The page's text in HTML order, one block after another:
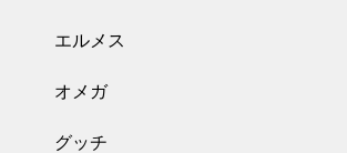
エルメス
オメガ
グッチ